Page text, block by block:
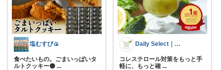
塩むすび🍙
食べたいもの。ごまいっぱいタ
ルトクッキー⚫ ...
Daily Select｜日用品・食品
コレステロール対策をもっと手
軽に、もっと確 ...